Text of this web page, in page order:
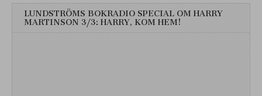
LUNDSTRÖMS BOKRADIO SPECIAL OM HARRY
MARTINSON 3/3: HARRY, KOM HEM!